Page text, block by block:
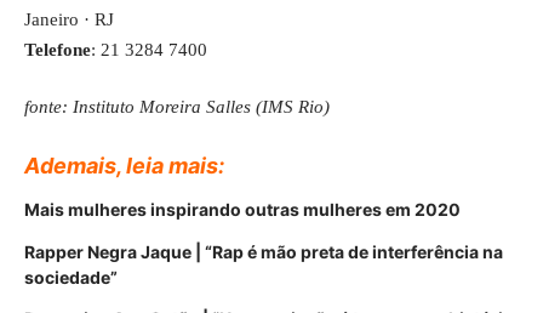
Janeiro · RJ
Telefone: 21 3284 7400
fonte: Instituto Moreira Salles (IMS Rio)
Ademais, leia mais:
Mais mulheres inspirando outras mulheres em 2020
Rapper Negra Jaque | “Rap é mão preta de interferência na
sociedade”